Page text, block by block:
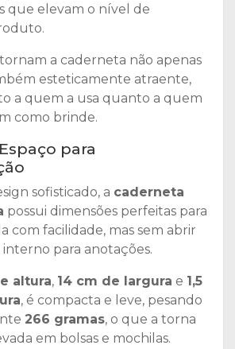
que elevam o nível de
a caderneta não apenas
esteticamente atraente,
a quem a usa quanto a quem
como brinde.
para
sofisticado, a caderneta
possui dimensões perfeitas para
com facilidade, mas sem abrir
para anotações.
altura, 14 cm de largura e 1,5
, é compacta e leve, pesando
266 gramas, o que a torna
em bolsas e mochilas.